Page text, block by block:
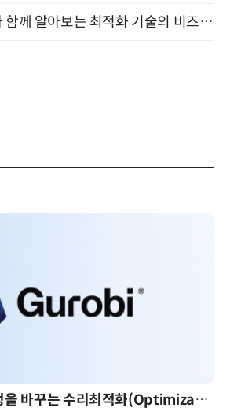
[올쇼TV] Gurobi와 함께 알아보는 최적화 기술의 비즈니스 활용 (8월 20일 생방송)
AI 시대의 의사결정을 바꾸는 수리최적화(Optimization): 실제 산업 적용 사례와 활용 전략